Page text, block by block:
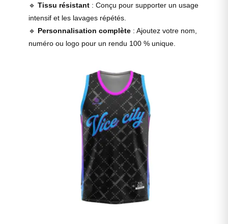
🔹 Tissu résistant : Conçu pour supporter un usage
intensif et les lavages répétés.
🔹 Personnalisation complète : Ajoutez votre nom,
numéro ou logo pour un rendu 100 % unique.